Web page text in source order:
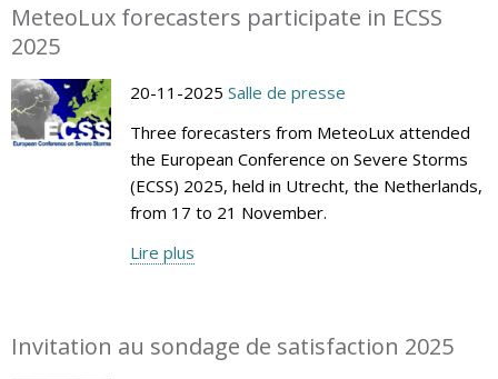
MeteoLux forecasters participate in ECSS
2025
20-11-2025 Salle de presse
Three forecasters from MeteoLux attended
the European Conference on Severe Storms
(ECSS) 2025, held in Utrecht, the Netherlands,
from 17 to 21 November.
Lire plus
Invitation au sondage de satisfaction 2025